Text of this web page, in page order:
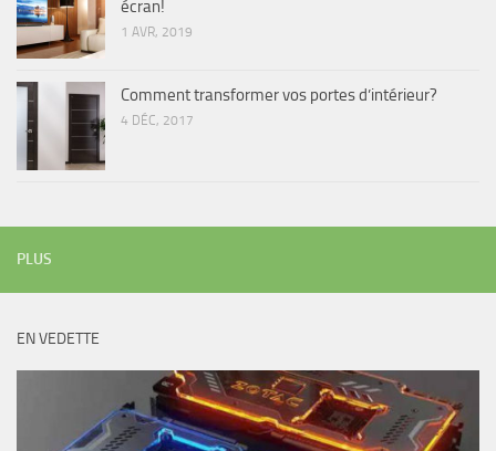
écran!
1 AVR, 2019
Comment transformer vos portes d’intérieur?
4 DÉC, 2017
PLUS
EN VEDETTE